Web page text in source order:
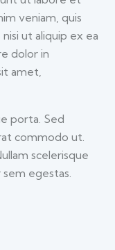
veniam, quis
ut aliquip ex ea
dolor in
amet,
porta. Sed
commodo ut.
scelerisque
egestas.